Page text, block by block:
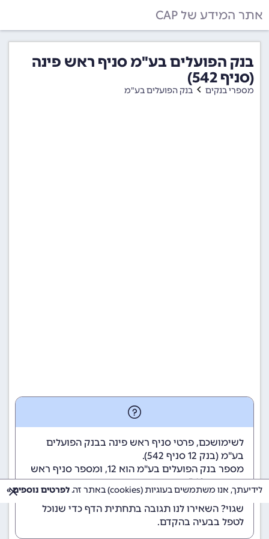
אתר המידע של CAP
בנק הפועלים בע"מ סניף ראש פינה
(סניף 542)
מספרי בנקים בנק הפועלים בע"מ
לשימושכם, פרטי סניף ראש פינה בבנק הפועלים
בע"מ (בנק 12
סניף 542).
מספר בנק הפועלים בע"מ הוא 12
, ומספר סניף ראש
פינה הוא 542.
הנתונים מתעדכנים באופן קבוע. נתקלתם במידע
שגוי? השאירו לנו תגובה בתחתית הדף כדי שנוכל
לטפל בבעיה בהקדם.
לידיעתך, אנו משתמשים בעוגיות (cookies) באתר זה. לפרטים נוספים »